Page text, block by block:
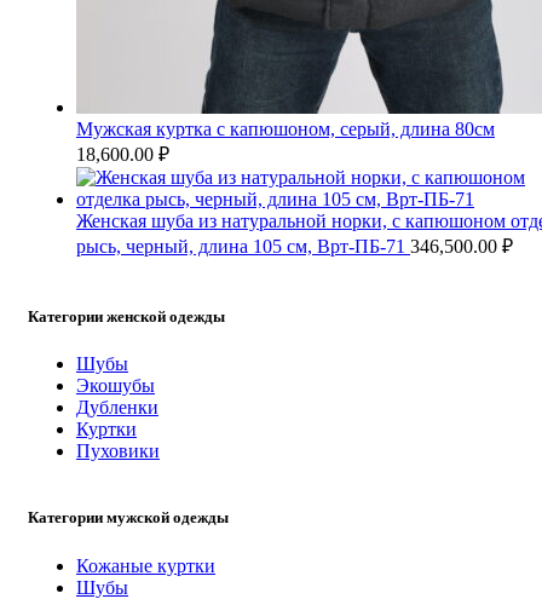
Мужская куртка с капюшоном, серый, длина 80см
18,600.00 ₽
Женская шуба из натуральной норки, с капюшоном
рысь, черный, длина 105 см, Врт-ПБ-71 346,500.00 ₽
Категории женской одежды
Шубы
Экошубы
Дубленки
Куртки
Пуховики
Категории мужской одежды
Кожаные куртки
Шубы